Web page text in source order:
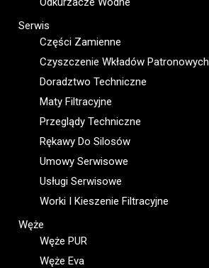
Serwis
Części Zamienne
Czyszczenie Wkładów Patronowych
Doradztwo Techniczne
Maty Filtracyjne
Przeglądy Techniczne
Rękawy Do Silosów
Umowy Serwisowe
Usługi Serwisowe
Worki I Kieszenie Filtracyjne
Węże
Węże PUR
Węże Eva